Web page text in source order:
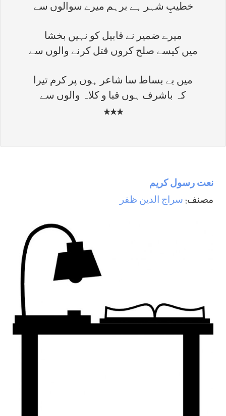
خطیبِ شہر ہے برہم میرے سوالوں سے
میرے ضمیر نے قابیل کو نہیں بخشا
میں کیسے صلح کروں قتل کرنے والوں سے
میں بے بساط سا شاعر ہوں پر کرم تیرا
کہ باشرف ہوں قبا و کلاہ والوں سے
٭٭٭
نعت رسول كريم
مصنف: سراج الدين ظفر